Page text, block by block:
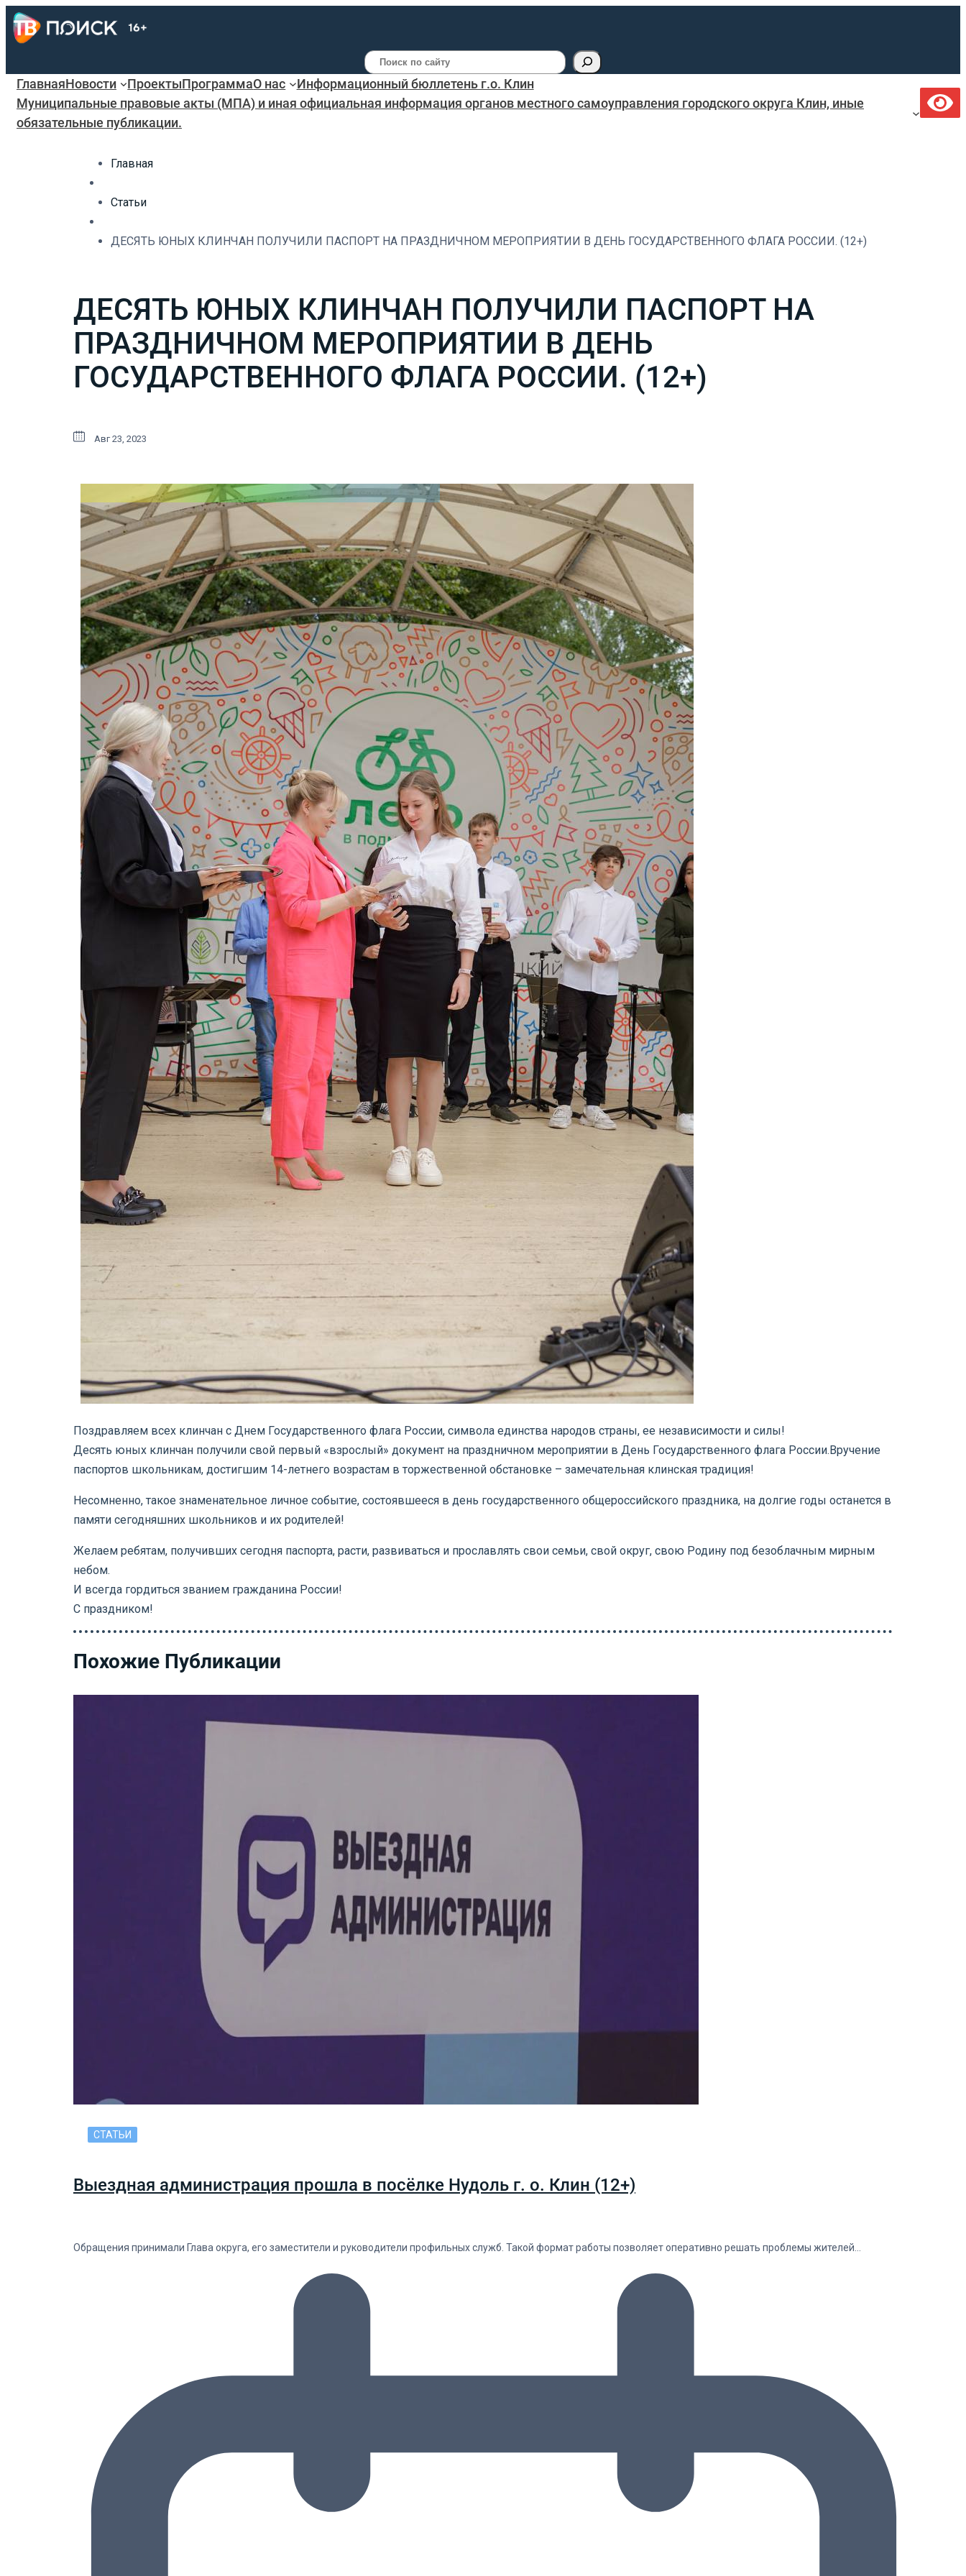
Поиск
ГлавнаяНовости ПроектыПрограммаО нас
Информационный бюллетень г.о. Клин
Муниципальные правовые акты (МПА) и иная официальная информация органов местного самоуправления городского округа Клин, иные
обязательные публикации.
Главная
Статьи
ДЕСЯТЬ ЮНЫХ КЛИНЧАН ПОЛУЧИЛИ ПАСПОРТ НА ПРАЗДНИЧНОМ МЕРОПРИЯТИИ В ДЕНЬ ГОСУДАРСТВЕННОГО ФЛАГА РОССИИ. (12+)
ДЕСЯТЬ ЮНЫХ КЛИНЧАН ПОЛУЧИЛИ ПАСПОРТ НА
ПРАЗДНИЧНОМ МЕРОПРИЯТИИ В ДЕНЬ
ГОСУДАРСТВЕННОГО ФЛАГА РОССИИ. (12+)
Авг 23, 2023
Поздравляем всех клинчан с Днем Государственного флага России, символа единства народов страны, ее независимости и силы!
Десять юных клинчан получили свой первый «взрослый» документ на праздничном мероприятии в День Государственного флага России.Вручение
паспортов школьникам, достигшим 14-летнего возрастам в торжественной обстановке – замечательная клинская традиция!
Несомненно, такое знаменательное личное событие, состоявшееся в день государственного общероссийского праздника, на долгие годы останется в
памяти сегодняшних школьников и их родителей!
Желаем ребятам, получивших сегодня паспорта, расти, развиваться и прославлять свои семьи, свой округ, свою Родину под безоблачным мирным
небом.
И всегда гордиться званием гражданина России!
С праздником!
Похожие Публикации
СТАТЬИ
Выездная администрация прошла в посёлке Нудоль г. о. Клин (12+)
Обращения принимали Глава округа, его заместители и руководители профильных служб. Такой формат работы позволяет оперативно решать проблемы жителей…